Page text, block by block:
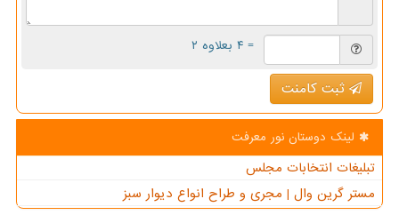
= ۴ بعلاوه ۲
ثبت کامنت
لینک دوستان نور معرفت
تبلیغات انتخابات مجلس
مستر گرین وال | مجری و طراح انواع دیوار سبز